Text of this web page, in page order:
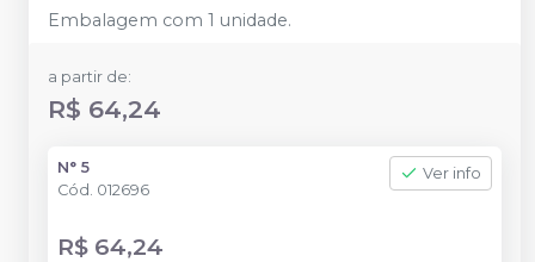
Embalagem com 1 unidade.
a partir de:
R$ 64,24
N° 5
Cód. 012696
Ver info
R$ 64,24